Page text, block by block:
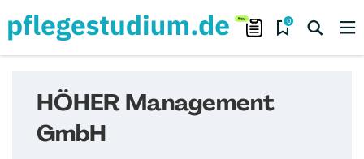
0
HÖHER Management
GmbH